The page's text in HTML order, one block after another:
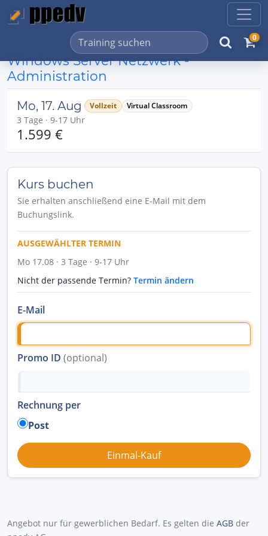
0
Windows Server Netzwerk -
Administration
Mo, 17. Aug Vollzeit Virtual Classroom
3 Tage · 9-17 Uhr
1.599 €
Kurs buchen
Sie erhalten anschließend eine E-Mail mit dem
Buchungslink.
AUSGEWÄHLTER TERMIN
Mo 17.08 · 3 Tage · 9-17 Uhr
Nicht der passende Termin? Termin ändern
E-Mail
Promo ID (optional)
Rechnung per
Post
Angebot nur für gewerblichen Bedarf. Es gelten die AGB der